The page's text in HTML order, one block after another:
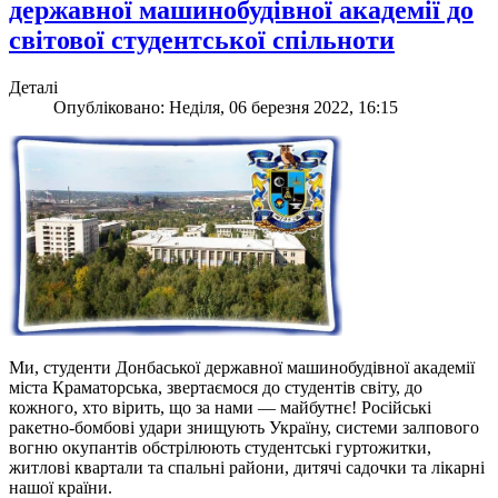
державної машинобудівної академії до
світової студентської спільноти
Деталі
Опубліковано: Неділя, 06 березня 2022, 16:15
Ми, студенти Донбаської державної машинобудівної академії
міста Краматорська, звертаємося до студентів світу, до
кожного, хто вірить, що за нами — майбутнє! Російські
ракетно-бомбові удари знищують Україну, системи залпового
вогню окупантів обстрілюють студентські гуртожитки,
житлові квартали та спальні райони, дитячі садочки та лікарні
нашої країни.